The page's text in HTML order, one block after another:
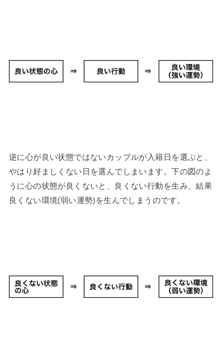
逆に心が良い状態ではないカップルが入籍日を選ぶと、
やはり好ましくない日を選んでしまいます。下の図のよ
うに心の状態が良くないと、良くない行動を生み、結果
良くない環境(弱い運勢)を生んでしまうのです。